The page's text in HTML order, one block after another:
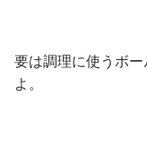
要は調理に使うボ
よ。